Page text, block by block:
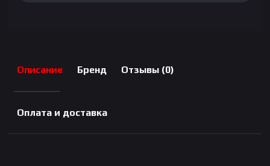
Описание Бренд Отзывы (0)
Оплата и доставка